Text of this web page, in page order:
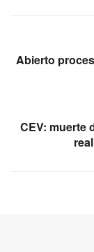
Abierto
CEV: muerte